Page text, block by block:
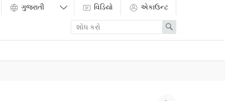
વિડિયો એકાઉન્ટ
Enter
search
term
Search